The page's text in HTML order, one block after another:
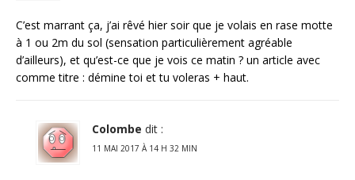
C’est marrant ça, j’ai rêvé hier soir que je volais en rase motte
à 1 ou 2m du sol (sensation particulièrement agréable
d’ailleurs), et qu’est-ce que je vois ce matin ? un article avec
comme titre : démine toi et tu voleras + haut.
Colombe dit :
11 MAI 2017 À 14 H 32 MIN